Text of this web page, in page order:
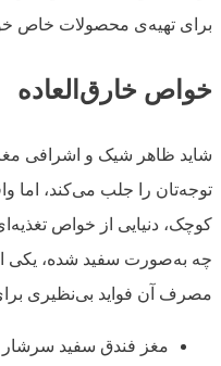
برای تهیه‌ی محصولات خاص
خواص خارق‌العاده
شاید ظاهر شیک و اشرافی
توجه‌تان را جلب می‌کند، اما
کوچک، دنیایی از خواص
چه به‌صورت سفید شده، یکی
مصرف آن فواید بی‌نظیری